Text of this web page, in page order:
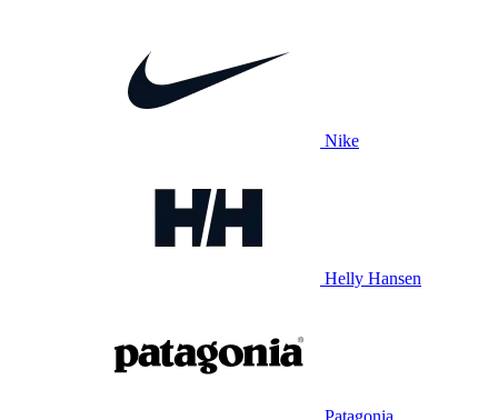
Nike
Helly Hansen
Patagonia